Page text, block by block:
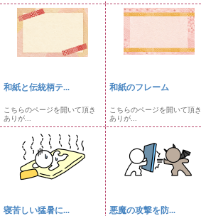
和紙と伝統柄テ...
こちらのページを開いて頂き
ありが...
和紙のフレーム
こちらのページを開いて頂き
ありが...
寝苦しい猛暑に... 悪魔の攻撃を防...